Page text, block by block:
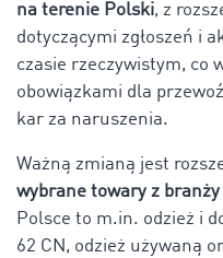
na terenie Polski, z
dotyczącymi zgłoszeń i
czasie rzeczywistym, co
obowiązkami dla
kar za naruszenia.
Ważną zmianą jest
wybrane towary z
Polsce to m.in. odzież i
62 CN, odzież używaną